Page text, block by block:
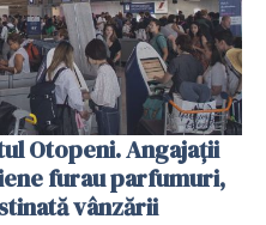
Otopeni. Angajații
furau parfumuri,
vânzării